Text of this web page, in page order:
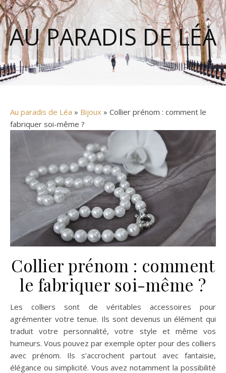
AU PARADIS DE LÉA
Au paradis de Léa » Bijoux » Collier prénom : comment le
fabriquer soi-même ?
Collier prénom : comment
le fabriquer soi-même ?
Les colliers sont de véritables accessoires pour
agrémenter votre tenue. Ils sont devenus un élément qui
traduit votre personnalité, votre style et même vos
humeurs. Vous pouvez par exemple opter pour des colliers
avec prénom. Ils s’accrochent partout avec fantaisie,
élégance ou simplicité. Vous avez notamment la possibilité